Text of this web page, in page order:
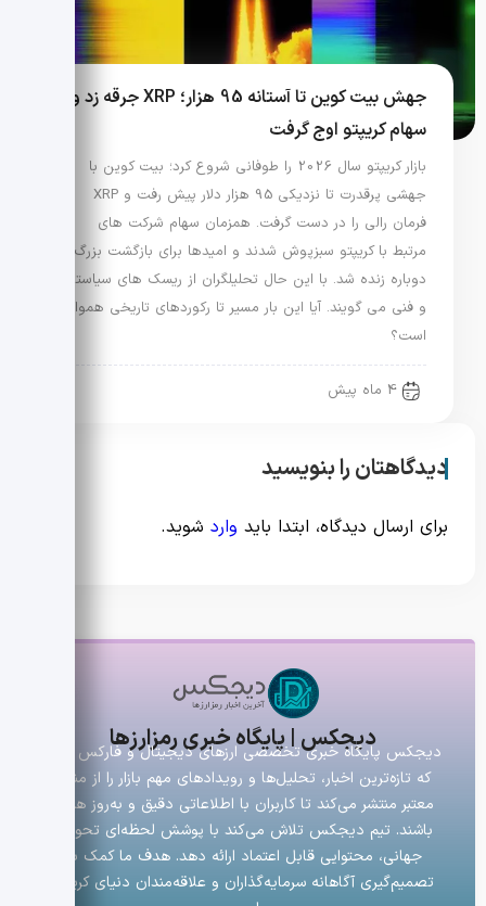
جهش بیت کوین تا آستانه 95 هزار؛ XRP جرقه زد و
سهام کریپتو اوج گرفت
بازار کریپتو سال 2026 را طوفانی شروع کرد؛ بیت کوین با
جهشی پرقدرت تا نزدیکی 95 هزار دلار پیش رفت و XRP
فرمان رالی را در دست گرفت. همزمان سهام شرکت های
مرتبط با کریپتو سبزپوش شدند و امیدها برای بازگشت بزرگ
دوباره زنده شد. با این حال تحلیلگران از ریسک های سیاستی
و فنی می گویند. آیا این بار مسیر تا رکوردهای تاریخی هموار
است؟
4 ماه پیش
دیدگاهتان را بنویسید
برای ارسال دیدگاه، ابتدا باید وارد شوید.
دیجکس | پایگاه خبری رمزارزها
دیجکس پایگاه خبری تخصصی ارزهای دیجیتال و فارکس است
که تازه‌ترین اخبار، تحلیل‌ها و رویدادهای مهم بازار را از منابع
معتبر منتشر می‌کند تا کاربران با اطلاعاتی دقیق و به‌روز همراه
باشند. تیم دیجکس تلاش می‌کند با پوشش لحظه‌ای تحولات
جهانی، محتوایی قابل اعتماد ارائه دهد. هدف ما کمک به
تصمیم‌گیری آگاهانه سرمایه‌گذاران و علاقه‌مندان دنیای کریپتو